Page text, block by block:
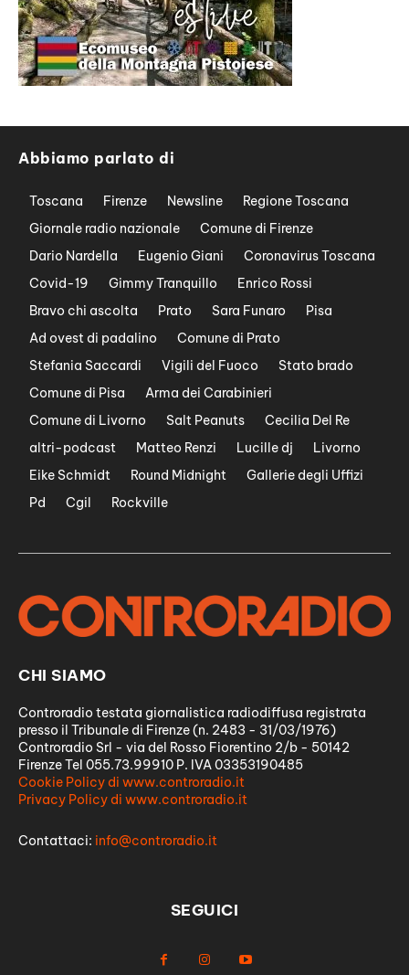
Abbiamo parlato di
Toscana Firenze Newsline
Regione Toscana
Giornale radio nazionale
Comune di Firenze
Dario Nardella
Eugenio Giani
Coronavirus Toscana
Covid-19
Gimmy Tranquillo
Enrico Rossi
Bravo chi ascolta
Prato Sara Funaro
Pisa
Ad ovest di padalino
Comune di Prato
Stefania Saccardi
Vigili del Fuoco
Stato brado
Comune di Pisa
Arma dei Carabinieri
Comune di Livorno
Salt Peanuts
Cecilia Del Re
altri-podcast
Matteo Renzi Lucille dj
Livorno
Eike Schmidt
Round Midnight
Gallerie degli Uffizi
Pd
Cgil Rockville
CHI SIAMO
Controradio testata giornalistica radiodiffusa registrata
presso il Tribunale di Firenze (n. 2483 - 31/03/1976)
Controradio Srl - via del Rosso Fiorentino 2/b - 50142
Firenze Tel 055.73.99910 P. IVA 03353190485
Cookie Policy di www.controradio.it
Privacy Policy di www.controradio.it
Contattaci: info@controradio.it
SEGUICI